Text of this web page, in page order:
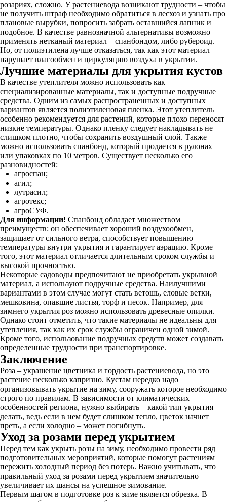
розариях, сложно. У растениевода возникают трудности – чтобы
не получить штраф необходимо обратиться в лесхоз и узнать про
плановые вырубки, попросить забрать оставшийся лапник и
подобное. В качестве равнозначной альтернативы возможно
применять нетканый материал – спанбондом, либо рубероид.
Но, от полиэтилена лучше отказаться, так как этот материал
нарушает влагообмен и циркуляцию воздуха в укрытии.
Лучшие материалы для укрытия кустов
В качестве утеплителя можно использовать как
специализированные материалы, так и доступные подручные
средства. Одним из самых распространенных и доступных
вариантов является полиэтиленовая пленка. Этот утеплитель
особенно рекомендуется для растений, которые плохо переносят
низкие температуры. Однако пленку следует накладывать не
слишком плотно, чтобы сохранить воздушный слой. Также
можно использовать спанбонд, который продается в рулонах
или упаковках по 10 метров. Существует несколько его
разновидностей:
агроспан;
агил;
лутрасил;
агротекс;
агроСУФ.
Для информации! Спанбонд обладает множеством
преимуществ: он обеспечивает хороший воздухообмен,
защищает от сильного ветра, способствует повышению
температуры внутри укрытия и гарантирует аэрацию. Кроме
того, этот материал отличается длительным сроком службы и
высокой прочностью.
Некоторые садоводы предпочитают не приобретать укрывной
материал, а используют подручные средства. Наилучшими
вариантами в этом случае могут стать ветошь, еловые ветки,
мешковина, опавшие листья, торф и песок. Например, для
зимнего укрытия роз можно использовать древесные опилки.
Однако стоит отметить, что такие материалы не идеальны для
утепления, так как их срок службы ограничен одной зимой.
Кроме того, использование подручных средств может создавать
определенные трудности при транспортировке.
Заключение
Роза – украшение цветника и гордость растениевода, но это
растение несколько капризно. Кустам нередко надо
организовывать укрытие на зиму, сооружать которое необходимо
строго по правилам. В зависимости от климатических
особенностей региона, нужно выбирать – какой тип укрытия
делать, ведь если в нем будет слишком тепло, цветок начнет
преть, а если холодно – может погибнуть.
Уход за розами перед укрытием
Перед тем как укрыть розы на зиму, необходимо провести ряд
подготовительных мероприятий, которые помогут растениям
пережить холодный период без потерь. Важно учитывать, что
правильный уход за розами перед укрытием значительно
увеличивает их шансы на успешное зимование.
Первым шагом в подготовке роз к зиме является обрезка. В